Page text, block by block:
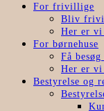
For frivillige
Bliv
Her er vi
For børnehuse
Få besøg
Her er vi
Bestyrelse og